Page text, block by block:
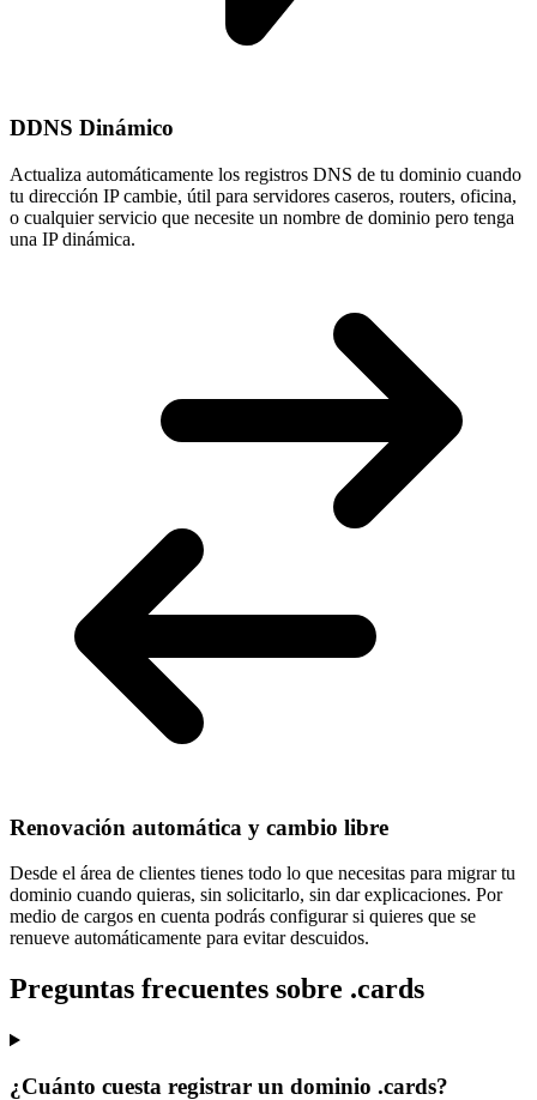
DDNS Dinámico
Actualiza automáticamente los registros DNS de tu dominio cuando
tu dirección IP cambie, útil para servidores caseros, routers, oficina,
o cualquier servicio que necesite un nombre de dominio pero tenga
una IP dinámica.
Renovación automática y cambio libre
Desde el área de clientes tienes todo lo que necesitas para migrar tu
dominio cuando quieras, sin solicitarlo, sin dar explicaciones. Por
medio de cargos en cuenta podrás configurar si quieres que se
renueve automáticamente para evitar descuidos.
Preguntas frecuentes sobre .cards
¿Cuánto cuesta registrar un dominio .cards?